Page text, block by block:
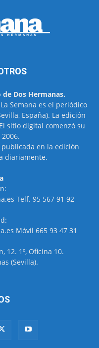
Dos Hermanas.
Semana es el periódico
España). La edición
sitio digital comenzó su
en la edición
diariamente.
Telf. 95 567 91 92
Móvil 665 93 47 31
12. 1º, Oficina 10.
(Sevilla).